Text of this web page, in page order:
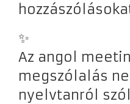
✨
Az angol
megszólalás
nyelvtanról